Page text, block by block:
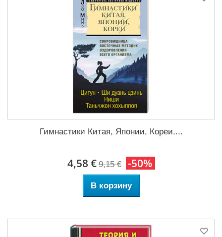
Гимнастики Китая, Японии, Кореи....
4,58 € 9,15 € -50%
В корзину